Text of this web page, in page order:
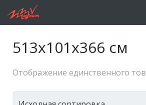
513x101x366 см
Отображение единственного